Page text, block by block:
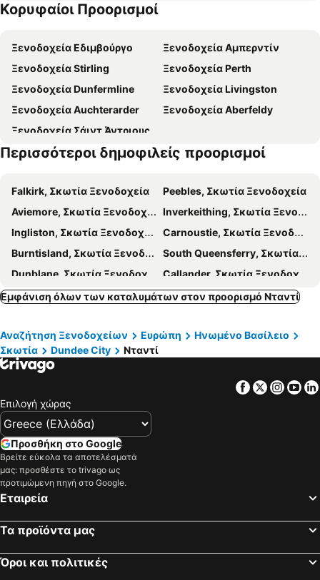
Camperdown Country Park
Fife Contemporary Art and Craft
Castle Green Play Area
Lunan Bay
Birnam Oak
Κορυφαίοι Προορισμοί
Ξενοδοχεία Εδιμβούργο
Ξενοδοχεία Αμπερντίν
Ξενοδοχεία Stirling
Ξενοδοχεία Perth
Ξενοδοχεία Dunfermline
Ξενοδοχεία Livingston
Ξενοδοχεία Auchterarder
Ξενοδοχεία Aberfeldy
Ξενοδοχεία Σάιντ Άντριους
Περισσότεροι δημοφιλείς προορισμοί
Falkirk, Σκωτία Ξενοδοχεία
Peebles, Σκωτία Ξενοδοχεία
Aviemore, Σκωτία Ξενοδοχεία
Inverkeithing, Σκωτία Ξενοδοχεία
Ingliston, Σκωτία Ξενοδοχεία
Carnoustie, Σκωτία Ξενοδοχεία
Burntisland, Σκωτία Ξενοδοχεία
South Queensferry, Σκωτία Ξενοδοχεία
Dunblane, Σκωτία Ξενοδοχεία
Callander, Σκωτία Ξενοδοχεία
Motherwell, Σκωτία Ξενοδοχεία
Anstruther, Σκωτία Ξενοδοχεία
Rosyth, Σκωτία Ξενοδοχεία
Prestonpans, Σκωτία Ξενοδοχεία
Bo'ness, Σκωτία Ξενοδοχεία
Dalkeith, Σκωτία Ξενοδοχεία
Killin, Σκωτία Ξενοδοχεία
Εδιμβούργο, Σκωτία Ξενοδοχεία
Γλασκώβη, Σκωτία Ξενοδοχεία
Stirling, Σκωτία Ξενοδοχεία
Φορτ Γουίλιαμ, Σκωτία Ξενοδοχεία
Dunfermline, Σκωτία Ξενοδοχεία
Λονδίνο, Μεγάλη Βρετανία Ξενοδοχεία
Λίβερπουλ, Μεγάλη Βρετανία Ξενοδοχεία
Μπρίστολ, Μεγάλη Βρετανία Ξενοδοχεία
Μπέλφαστ, Βόρειος Ιρλανδία Ξενοδοχεία
Εμφάνιση όλων των καταλυμάτων στον προορισμό Νταντί
Αναζήτηση Ξενοδοχείων Ευρώπη
Ηνωμένο Βασίλειο
Σκωτία
Dundee City Νταντί
Facebook
Twitter
Επιλογή χώρας
Προσθήκη στο Google
Βρείτε εύκολα τα αποτελέσματά
μας: προσθέστε το trivago ως
προτιμώμενη πηγή στο Google.
Εταιρεία
Τα προϊόντα μας
Όροι και πολιτικές